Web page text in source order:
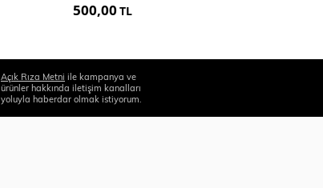
500,00 TL
Açık Rıza Metni ile kampanya ve
ürünler hakkında iletişim kanalları
yoluyla haberdar olmak istiyorum.